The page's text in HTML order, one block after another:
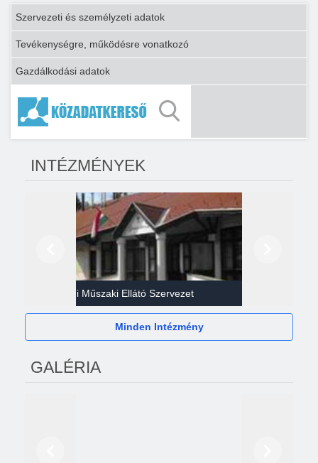
Szervezeti és személyzeti adatok
Tevékenységre, működésre vonatkozó
Gazdálkodási adatok
INTÉZMÉNYEK
Gazdasági Műszaki Ellátó Szervezet
Minden Intézmény
GALÉRIA